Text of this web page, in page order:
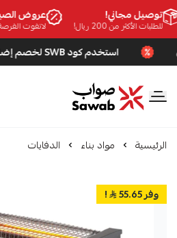
توصيل مجاني!
للطلبات الأكثر من 200 ريال!
عروض
لاتفوت الفرصة
استخدم كود SWB لخصم إضافي + شحن مجاني للطلبات فوق 200 ريال
صواب
الرئيسية مواد بناء الدفايات
وفر 55.65 !